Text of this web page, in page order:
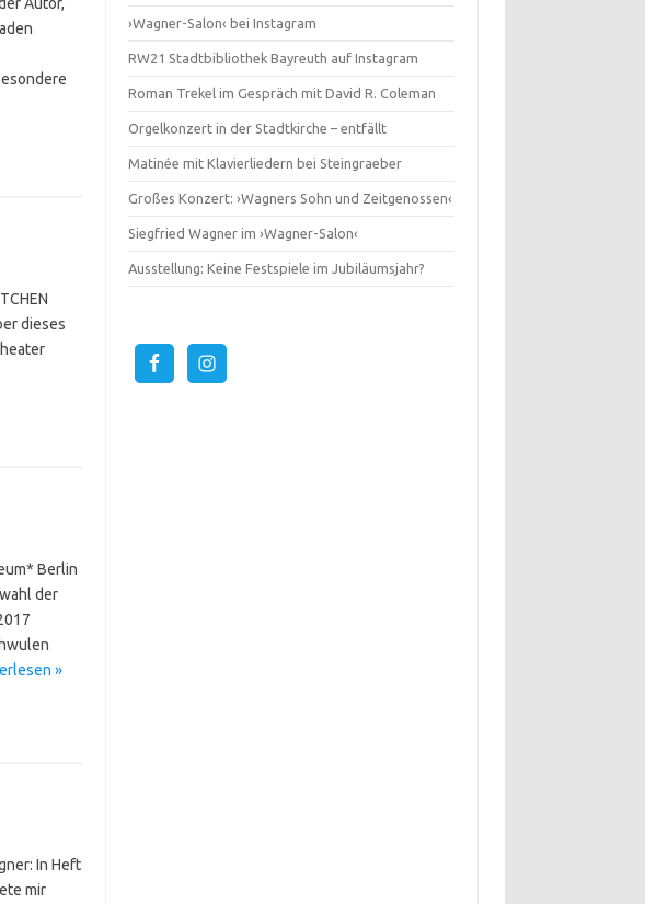
dieses
Berlin
der
»
In Heft
mir
›Wagner-Salon‹ bei Instagram
RW21 Stadtbibliothek Bayreuth auf Instagram
Roman Trekel im Gespräch mit David R. Coleman
Orgelkonzert in der Stadtkirche – entfällt
Matinée mit Klavierliedern bei Steingraeber
Großes Konzert: ›Wagners Sohn und Zeitgenossen‹
Siegfried Wagner im ›Wagner-Salon‹
Ausstellung: Keine Festspiele im Jubiläumsjahr?